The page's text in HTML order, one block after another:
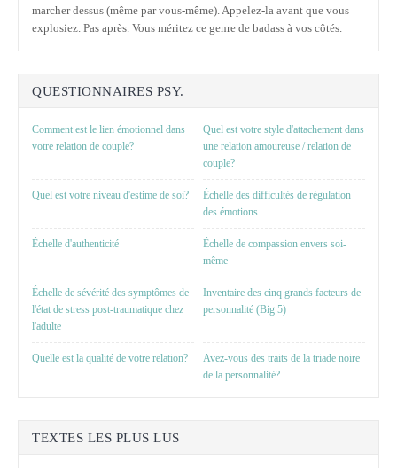
marcher dessus (même par vous-même). Appelez-la avant que vous
explosiez. Pas après. Vous méritez ce genre de badass à vos côtés.
QUESTIONNAIRES PSY.
Comment est le lien émotionnel dans
votre relation de couple?
Quel est votre style d'attachement dans
une relation amoureuse / relation de
couple?
Quel est votre niveau d'estime de soi?
Échelle des difficultés de régulation
des émotions
Échelle d'authenticité
Échelle de compassion envers soi-
même
Échelle de sévérité des symptômes de
l'état de stress post-traumatique chez
l'adulte
Inventaire des cinq grands facteurs de
personnalité (Big 5)
Quelle est la qualité de votre relation?
Avez-vous des traits de la triade noire
de la personnalité?
TEXTES LES PLUS LUS